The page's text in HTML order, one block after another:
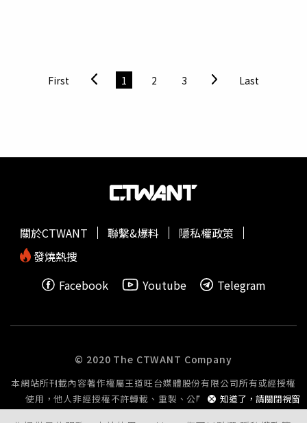
Code」，希望讓偏鄉的孩子也能學習時下最夯的程式教
育，由玉里國小無償提供場地，利用放學後的夜間時間開設
怕失敗，所以才能一直堅持學習。（圖／黃威彬攝）「今晚
酷炫的螢幕保護程式，讓孩子上課過程有趣，而課程結束能
獲得成就感。馮力晴說：「我是小四時參加的，因為那時姊
姊興趣不高退出，而力晴卻一路上課到現在。「我很尊重孩
子的意願，既然都是主動來上課，那要不要努力、要不要繼
趣。」呂奎漢說。「力晴剛來夜間程式班的時候其實很沒自
後來主動跑來請我們幫她報名，也開始的在各種競賽獲得佳
績，逐漸建立自信心。呂奎漢的太太王思樺是玉里國小主
任，她不但支持呂奎漢開設夜間程式課程，更是從旁協助行
政事宜，她也分享力晴的一路轉變。「2024年3月有一場發
明展比賽，因為選手需要視野更清楚，所以要求力晴把瀏海
案另有隱情，深入調查後又驚覺2人不是情侶。據悉，李男
是高雄人，有固定交往女友，生前曾向家屬透露自己積欠債
1925。
First 1 2 3 Last
知道了，請關閉視窗
關於CTWANT 聯繫&爆料
隱私權政策
發燒熱搜
Facebook
Youtube Telegram
© 2020 The CTWANT Company
本網站所刊載內容著作權屬王道旺台媒體股份有限公司所有或經授權
使用，他人非經授權不許轉載、重製、公開播送或公開傳輸。